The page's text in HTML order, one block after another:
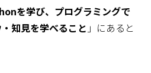
を学び、プログラミングで
知見を学べること 」にあると